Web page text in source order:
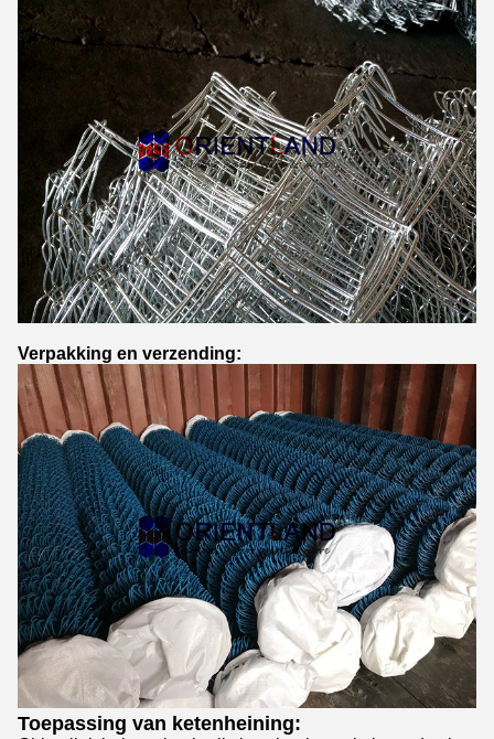
Verpakking en verzending:
Toepassing van ketenheining: